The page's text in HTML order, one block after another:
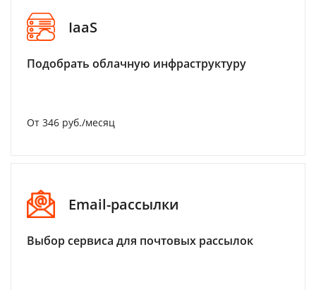
IaaS
Подобрать облачную инфраструктуру
От 346 руб./месяц
Email-рассылки
Выбор сервиса для почтовых рассылок